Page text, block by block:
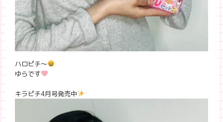
ハロピチ〜
ゆらです
キラピチ4月号発売中